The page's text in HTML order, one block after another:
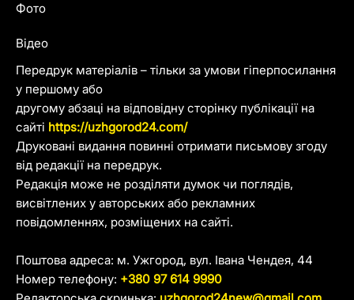
Передрук матеріалів – тільки за умови гіперпосилання
у першому або
другому абзаці на відповідну сторінку публікації на
сайті https://uzhgorod24.com/
Друковані видання повинні отримати письмову згоду
від редакції на передрук.
Редакція може не розділяти думок чи поглядів,
висвітлених у авторських або рекламних
повідомленнях, розміщених на сайті.
Поштова адреса: м. Ужгород, вул. Івана Чендея, 44
Номер телефону: +380 97 614 9990
Фото
Відео